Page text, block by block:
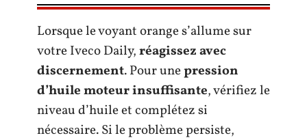
Lorsque le voyant orange s’allume sur
votre Iveco Daily,réagissez avec
discernement. Pour unepression
d’huile moteur insuffisante, vérifiez le
niveau d’huile et complétez si
nécessaire. Si le problème persiste,